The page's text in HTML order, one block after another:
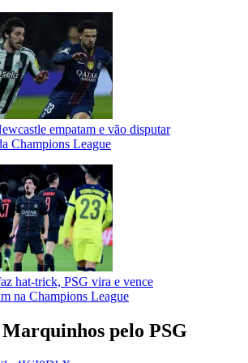
empatam e vão disputar
Champions League
hat-trick, PSG vira e vence
na Champions League
pelo PSG